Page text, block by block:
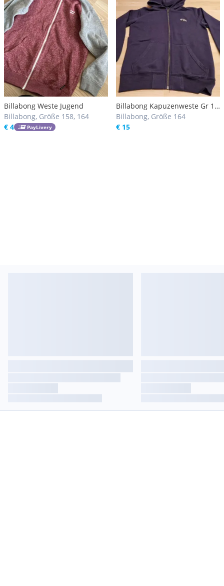
Billabong Weste Jugend
Billabong, Größe 158, 164
€ 4
PayLivery
Billabong Kapuzenweste Gr 16
(164/176)
Billabong, Größe 164
€ 15